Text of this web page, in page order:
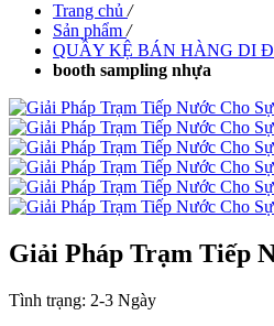
Trang chủ /
Sản phẩm /
QUẦY KỆ BÁN HÀNG DI
booth sampling nhựa
Giải Pháp Trạm Tiếp
Tình trạng: 2-3 Ngày